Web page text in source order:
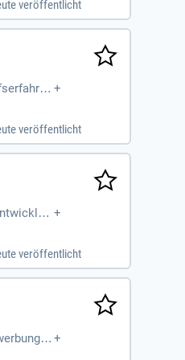
veröffentlicht
+
veröffentlicht
+
veröffentlicht
Klim
+